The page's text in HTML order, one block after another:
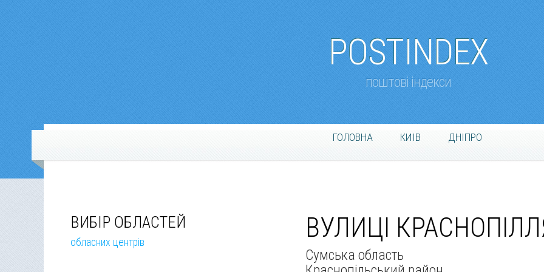
POSTINDEX
поштові індекси
ГОЛОВНА КИІВ ДНІПРО
ВИБІР ОБЛАСТЕЙ
обласних центрів ВУЛИЦІ
Сумська область